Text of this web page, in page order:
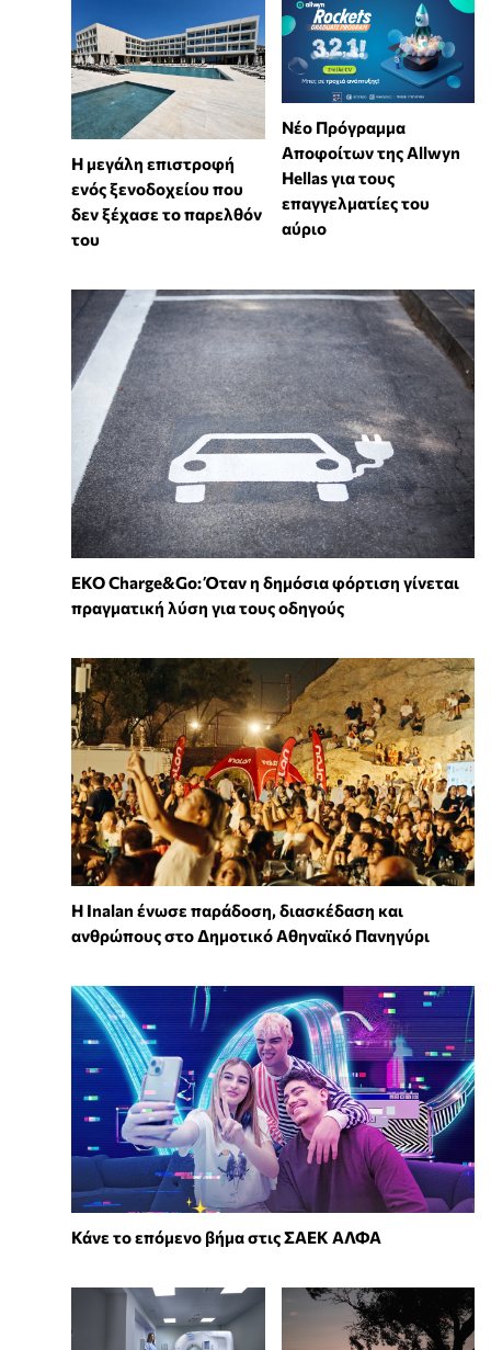
Η μεγάλη επιστροφή
ενός ξενοδοχείου που
δεν ξέχασε το παρελθόν
του
Νέο Πρόγραμμα
Αποφοίτων της Allwyn
Hellas για τους
επαγγελματίες του
αύριο
EKO Charge&Go: Όταν η δημόσια φόρτιση γίνεται
πραγματική λύση για τους οδηγούς
Η Inalan ένωσε παράδοση, διασκέδαση και
ανθρώπους στο Δημοτικό Αθηναϊκό Πανηγύρι
Κάνε το επόμενο βήμα στις ΣΑΕΚ ΑΛΦΑ